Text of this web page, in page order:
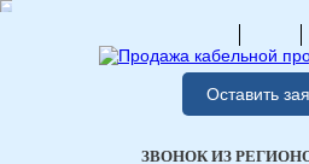
Оставить
ЗВОНОК ИЗ